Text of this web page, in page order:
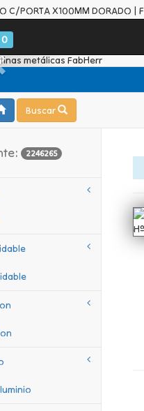
C/PORTA X100MM DORADO |
0
Buscar
2246265